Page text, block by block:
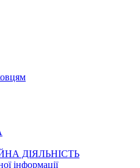
ДІЯЛЬНІСТЬ
інформації